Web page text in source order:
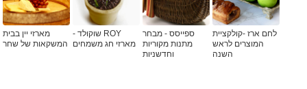
לחם ארז -קולקציית
המוצרים לראש
השנה
ספייסס - מבחר
מתנות מקוריות
וחדשניות
ROY שוקולד -
מארזי חג משמחים
מארזי יין בבית
המשקאות של שחר